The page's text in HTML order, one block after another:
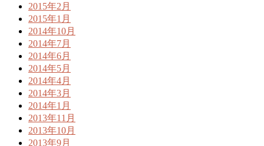
2015年2月
2015年1月
2014年10月
2014年7月
2014年6月
2014年5月
2014年4月
2014年3月
2014年1月
2013年11月
2013年10月
2013年9月